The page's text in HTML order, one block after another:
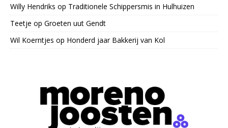
Willy Hendriks op Traditionele Schippersmis in Hulhuizen
Teetje op Groeten uut Gendt
Wil Koerntjes op Honderd jaar Bakkerij van Kol